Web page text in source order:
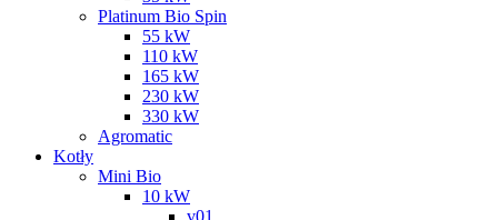
Platinum Bio Spin
55 kW
110 kW
165 kW
230 kW
330 kW
Agromatic
Kotły
Mini Bio
10 kW
v01